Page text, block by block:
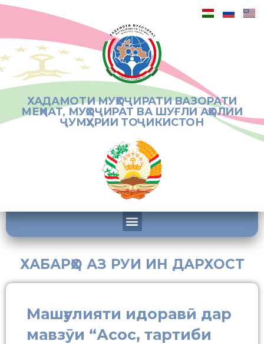
ХАДАМОТИ МУҲОҶИРАТИ ВАЗОРАТИ
МЕҲНАТ, МУҲОҶИРАТ ВА ШУҒЛИ АҲОЛИИ
ҶУМҲУРИИ ТОҶИКИСТОН
ХАБАРҲО АЗ РУИ ИН ДАРХОСТ
Машғулияти идоравӣ дар
мавзӯи “Асос, тартиби